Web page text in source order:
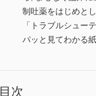
制吐薬をはじめと
「トラブルシュー
パッと見てわかる
目次